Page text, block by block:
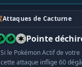
Attaques de Cacturne
Pointe
Si le Pokémon Actif de
cette attaque inflige 60